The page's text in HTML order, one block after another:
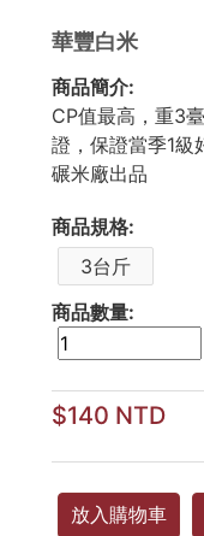
華豐白米
商品簡介:
CP值最高，重3
證，保證當季1級
碾米廠出品
商品規格:
3台斤
商品數量:
$140 NTD
放入購物車